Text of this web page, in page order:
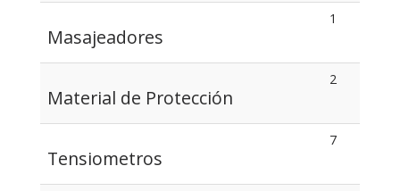
Masajeadores
1
Material de Protección
2
Tensiometros
7